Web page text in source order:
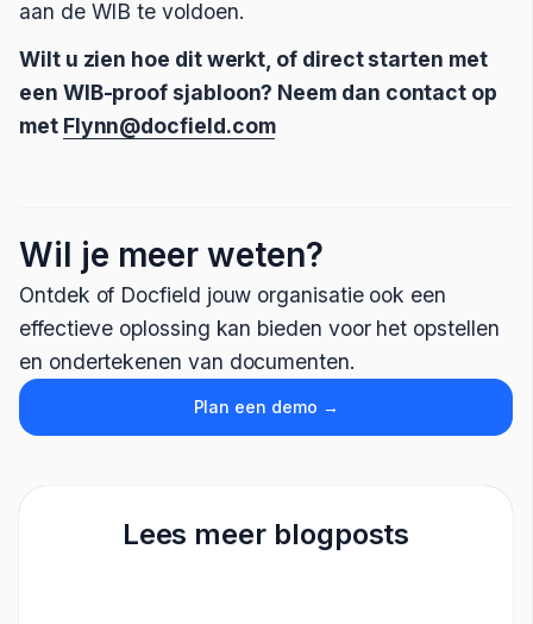
aan de WIB te voldoen.
Wilt u zien hoe dit werkt, of direct starten met
een WIB-proof sjabloon? Neem dan contact op
met Flynn@docfield.com
Wil je meer weten?
Ontdek of Docfield jouw organisatie ook een
effectieve oplossing kan bieden voor het opstellen
en ondertekenen van documenten.
Plan een demo →
Lees meer blogposts